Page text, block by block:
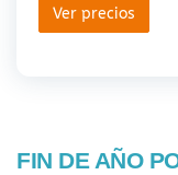
Ver precios
FIN DE AÑO